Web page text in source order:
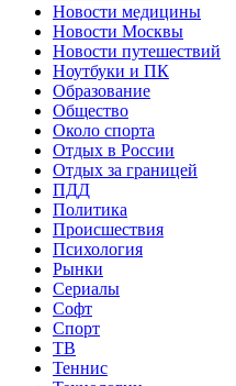
Новости медицины
Новости Москвы
Новости путешествий
Ноутбуки и ПК
Образование
Общество
Около спорта
Отдых в России
Отдых за границей
ПДД
Политика
Происшествия
Психология
Рынки
Сериалы
Софт
Спорт
ТВ
Теннис